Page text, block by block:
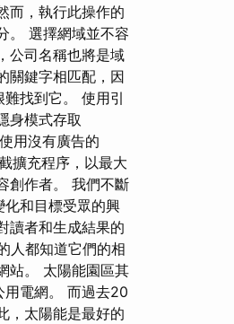
而，執行此操作的
。 選擇網域並不容
公司名稱也將是域
關鍵字相匹配，因
找到它。 使用引
身模式存取
用沒有廣告的
擴充程序，以最大
創作者。 我們不斷
和目標受眾的興
讀者和生成結果的
人都知道它們的相
站。 太陽能園區其
用電網。 而過去20
，太陽能是最好的